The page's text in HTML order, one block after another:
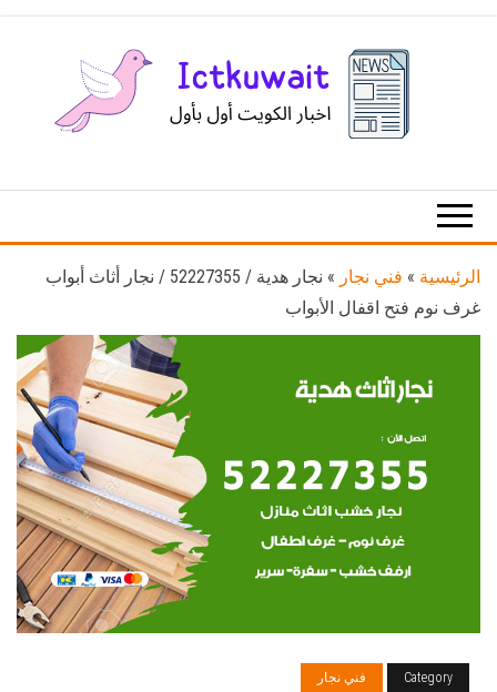
الكويت
الرئيسية » فني نجار »
نجار هدية / 52227355 / نجار أثاث أبواب
غرف نوم فتح اقفال الأبواب
Category فني نجار